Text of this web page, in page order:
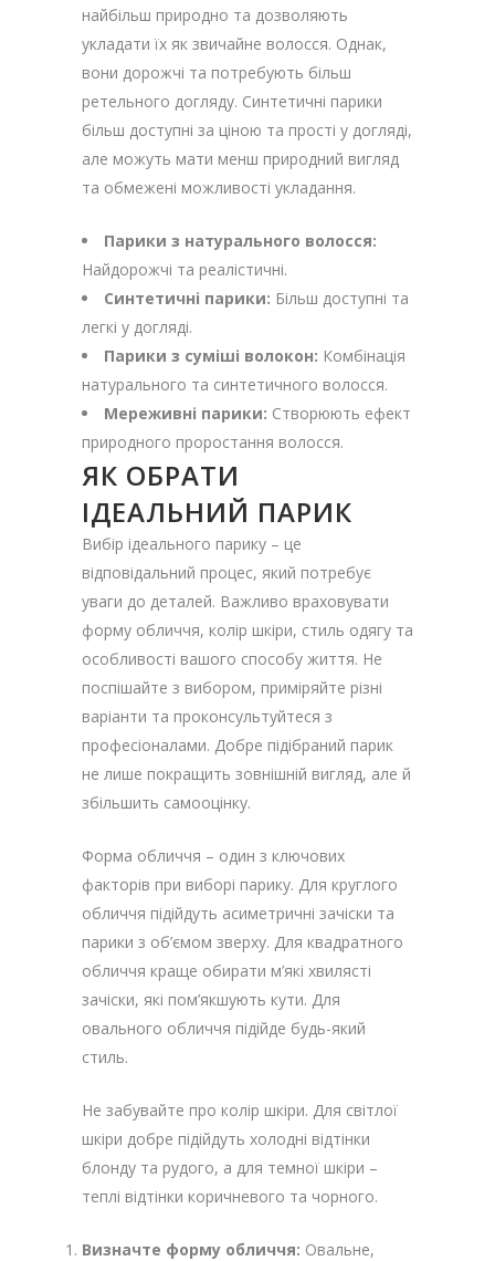
найбільш природно та дозволяють
укладати їх як звичайне волосся. Однак,
вони дорожчі та потребують більш
ретельного догляду. Синтетичні парики
більш доступні за ціною та прості у догляді,
але можуть мати менш природний вигляд
та обмежені можливості укладання.
Парики з натурального волосся:
Найдорожчі та реалістичні.
Синтетичні парики: Більш доступні та
легкі у догляді.
Парики з суміші волокон: Комбінація
натурального та синтетичного волосся.
Мереживні парики: Створюють ефект
природного проростання волосся.
ЯК ОБРАТИ
ІДЕАЛЬНИЙ ПАРИК
Вибір ідеального парику – це
відповідальний процес, який потребує
уваги до деталей. Важливо враховувати
форму обличчя, колір шкіри, стиль одягу та
особливості вашого способу життя. Не
поспішайте з вибором, приміряйте різні
варіанти та проконсультуйтеся з
професіоналами. Добре підібраний парик
не лише покращить зовнішній вигляд, але й
збільшить самооцінку.
Форма обличчя – один з ключових
факторів при виборі парику. Для круглого
обличчя підійдуть асиметричні зачіски та
парики з об’ємом зверху. Для квадратного
обличчя краще обирати м’які хвилясті
зачіски, які пом’якшують кути. Для
овального обличчя підійде будь-який
стиль.
Не забувайте про колір шкіри. Для світлої
шкіри добре підійдуть холодні відтінки
блонду та рудого, а для темної шкіри –
теплі відтінки коричневого та чорного.
Визначте форму обличчя: Овальне,